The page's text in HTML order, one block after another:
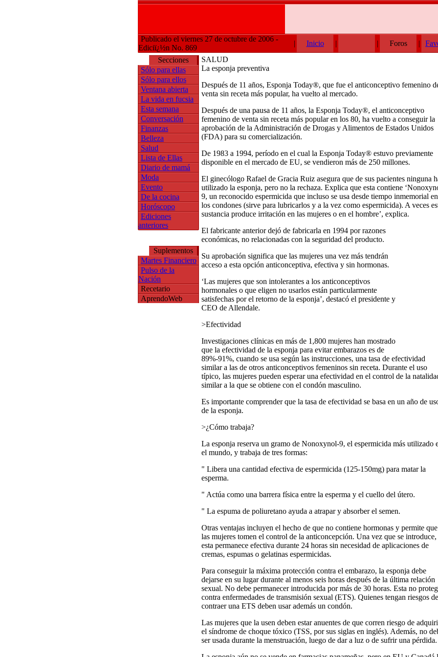
Publicado el viernes 27 de octubre de 2006 -
Ediciï¿½n No. 869
| Inicio | | Foros |
Secciones
Sólo para ellas
Sólo para ellos
Ventana abierta
La vida en fucsia
Esta semana
Conversación
Finanzas
Belleza
Salud
Lista de Ellas
Diario de mamá
Moda
Evento
De la cocina
Horóscopo
Ediciones
anteriores
Suplementos
Martes Financiero
Pulso de la
Nación
Recetario
AprendoWeb
SALUD
La esponja preventiva
Después de 11 años, Esponja Today®, que fue el anticonceptivo femenino
venta sin receta más popular, ha vuelto al mercado.
Después de una pausa de 11 años, la Esponja Today®, el anticonceptivo
femenino de venta sin receta más popular en los 80, ha vuelto a conseguir la
aprobación de la Administración de Drogas y Alimentos de Estados Unidos
(FDA) para su comercialización.
De 1983 a 1994, período en el cual la Esponja Today® estuvo previamente
disponible en el mercado de EU, se vendieron más de 250 millones.
El ginecólogo Rafael de Gracia Ruiz asegura que de sus pacientes ninguna
utilizado la esponja, pero no la rechaza. Explica que esta contiene
9, un reconocido espermicida que incluso se usa desde tiempo inmemorial en
los condones (sirve para lubricarlos y a la vez como espermicida). A veces
sustancia produce irritación en las mujeres o en el hombre’, explica.
El fabricante anterior dejó de fabricarla en 1994 por razones
económicas, no relacionadas con la seguridad del producto.
Su aprobación significa que las mujeres una vez más tendrán
acceso a esta opción anticonceptiva, efectiva y sin hormonas.
‘Las mujeres que son intolerantes a los anticonceptivos
hormonales o que eligen no usarlos están particularmente
satisfechas por el retorno de la esponja’, destacó el presidente y
CEO de Allendale.
>Efectividad
Investigaciones clínicas en más de 1,800 mujeres han mostrado
que la efectividad de la esponja para evitar embarazos es de
89%-91%, cuando se usa según las instrucciones, una tasa de efectividad
similar a las de otros anticonceptivos femeninos sin receta. Durante el uso
típico, las mujeres pueden esperar una efectividad en el control de la
similar a la que se obtiene con el condón masculino.
Es importante comprender que la tasa de efectividad se basa en un año de
de la esponja.
>¿Cómo trabaja?
La esponja reserva un gramo de Nonoxynol-9, el espermicida más utilizado
el mundo, y trabaja de tres formas:
" Libera una cantidad efectiva de espermicida (125-150mg) para matar la
esperma.
" Actúa como una barrera física entre la esperma y el cuello del útero.
" La espuma de poliuretano ayuda a atrapar y absorber el semen.
Otras ventajas incluyen el hecho de que no contiene hormonas y permite que
las mujeres tomen el control de la anticoncepción. Una vez que se introduce,
esta permanece efectiva durante 24 horas sin necesidad de aplicaciones de
cremas, espumas o gelatinas espermicidas.
Para conseguir la máxima protección contra el embarazo, la esponja debe
dejarse en su lugar durante al menos seis horas después de la última relación
sexual. No debe permanecer introducida por más de 30 horas. Esta no
contra enfermedades de transmisión sexual (ETS). Quienes tengan riesgos de
contraer una ETS deben usar además un condón.
Las mujeres que la usen deben estar anuentes de que corren riesgo de
el síndrome de choque tóxico (TSS, por sus siglas en inglés). Además, no
ser usada durante la menstruación, luego de dar a luz o de sufrir una pérdida.